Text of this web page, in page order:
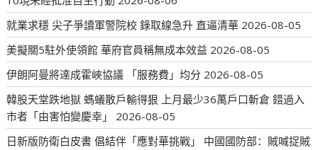
就業求穩 尖子爭讀軍警院校 錄取線急升 直逼清華 2026-08-05
美擬關5駐外使領館 華府官員稱無成本效益 2026-08-05
伊朗阿曼將達成霍峽協議 「服務費」均分 2026-08-05
韓股天堂跌地獄 螞蟻散戶輸得狠 上月最少36萬戶口斬倉 錯過入
市者「由害怕變慶幸」
2026-08-05
日新版防衛白皮書 倡結伴「應對華挑戰」 中國國防部：賊喊捉賊